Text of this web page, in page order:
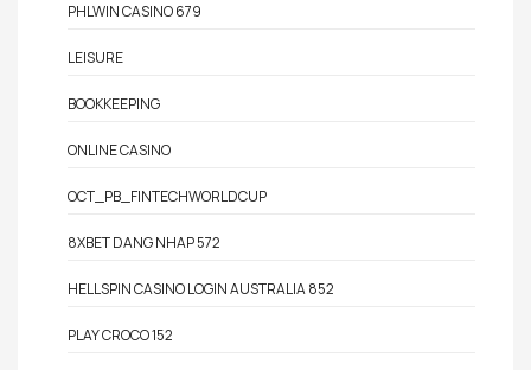
PHLWIN CASINO 679
LEISURE
BOOKKEEPING
ONLINE CASINO
OCT_PB_FINTECHWORLDCUP
8XBET DANG NHAP 572
HELLSPIN CASINO LOGIN AUSTRALIA 852
PLAY CROCO 152